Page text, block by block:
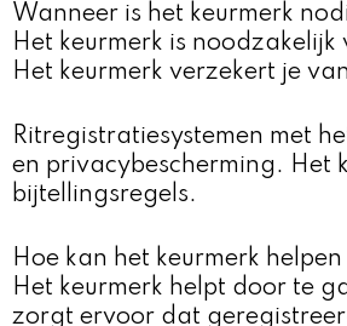
Wanneer is het keurmerk
Het keurmerk is
Het keurmerk verzekert je
Ritregistratiesystemen met
en privacybescherming. Het
bijtellingsregels.
Hoe kan het keurmerk
Het keurmerk helpt door te
zorgt ervoor dat